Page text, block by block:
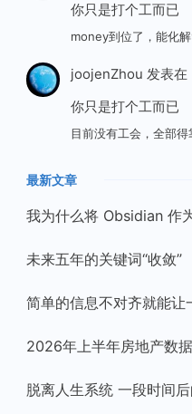
你只是打个工而已
money到位了，能化
joojenZhou 发表在
你只是打个工而已
目前没有工会，全部
最新文章
我为什么将 Obsidian 作
未来五年的关键词“收敛”
简单的信息不对齐就能让
2026年上半年房地产数
脱离人生系统 一段时间